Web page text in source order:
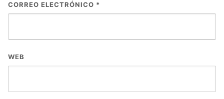
CORREO ELECTRÓNICO *
WEB